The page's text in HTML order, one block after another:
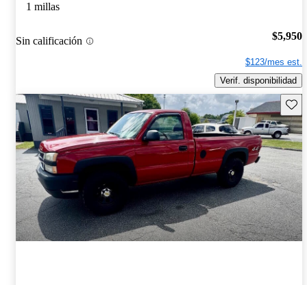
1 millas
Sin calificación $5,950
$123/mes est.
Verif. disponibilidad